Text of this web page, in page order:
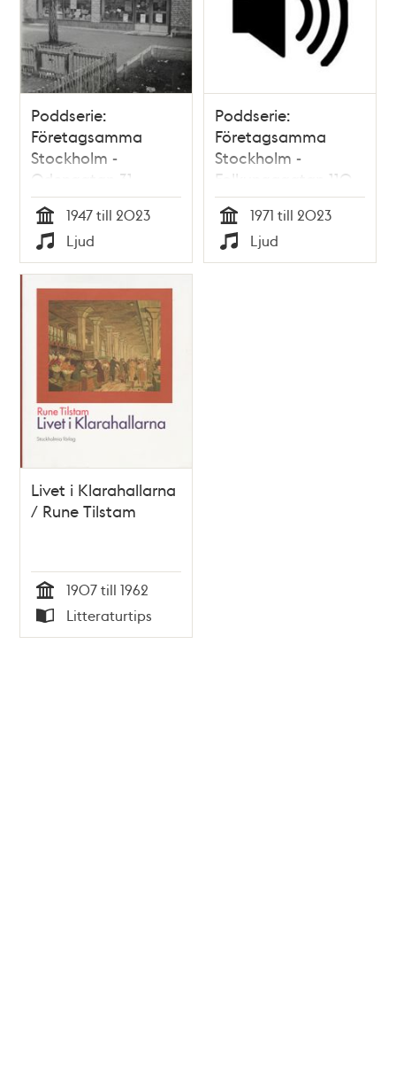
Poddserie:
Företagsamma
Stockholm -
Odengatan 31,
första Konsum
snabbköp
Tid
1947 till 2023
Typ
Ljud
Poddserie:
Företagsamma
Stockholm -
Folkungagatan 110,
Fernando Di Luca
Tid
1971 till 2023
Typ
Ljud
Livet i Klarahallarna
/ Rune Tilstam
Tid
1907 till 1962
Typ
Litteraturtips